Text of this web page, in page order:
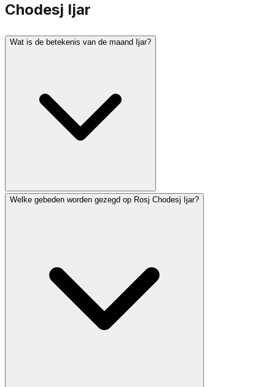
Chodesj Ijar
Wat is de betekenis van de maand Ijar?
ook in Ijar. De maand wordt geassocieerd met genezing
— de Hebreeuwse letters van Ijar vormen een acroniem
voor 'Ani Hashem Rofecha' (Ik ben God uw genezer).
Welke gebeden worden gezegd op Rosj Chodesj Ijar?